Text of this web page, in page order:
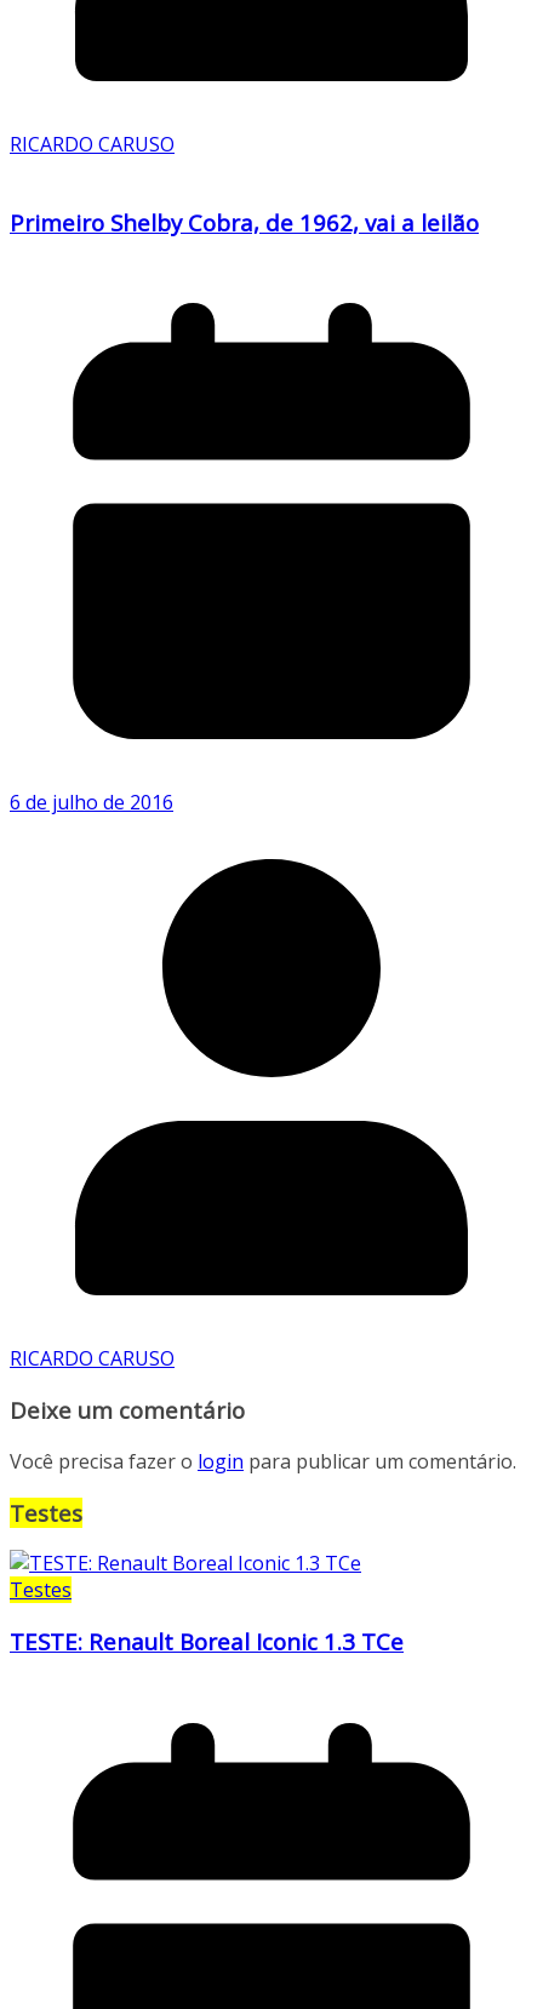
RICARDO CARUSO
Primeiro Shelby Cobra, de 1962, vai a leilão
6 de julho de 2016
RICARDO CARUSO
Deixe um comentário
Você precisa fazer o login para publicar um comentário.
Testes
Testes
TESTE: Renault Boreal Iconic 1.3 TCe